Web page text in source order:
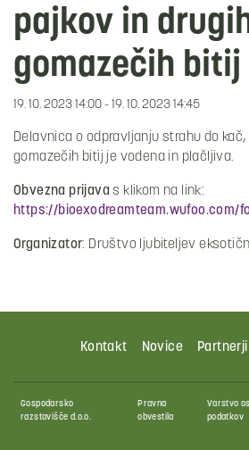
pajkov in
gomazečih bitij
19. 10. 2023 14:00 - 19. 10. 2023 14:45
Delavnica o odpravljanju strahu do
gomazečih bitij je vodena in plačljiva.
Obvezna prijava s klikom na link:
https://bioexodreamteam.wufoo.com/
Organizator: Društvo ljubiteljev
Kontakt Novice Partnerji
Gospodarsko
razstavišče d.o.o.
Pravna
obvestila
Varstvo
podatkov